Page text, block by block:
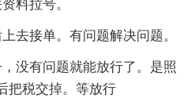
料拉号。
去接单。有问题解决问题。
没有问题就能放行了。是照
把税交掉。等放行